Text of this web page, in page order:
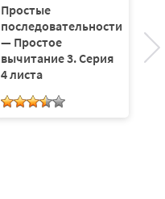
Простые
последовательности
— Простое
вычитание 3. Серия
4 листа